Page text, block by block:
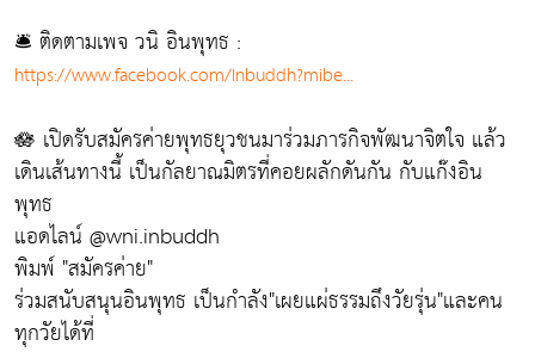
🛎️ ติดตามเพจ วนิ อินพุทธ :
https://www.facebook.com/Inbuddh?mibe...
🪷 เปิดรับสมัครค่ายพุทธยุวชนมาร่วมภารกิจพัฒนาจิตใจ แล้ว
เดินเส้นทางนี้ เป็นกัลยาณมิตรที่คอยผลักดันกัน กับแก๊งอิน
พุทธ​
แอดไลน์ @wni.inbuddh
พิมพ์ "สมัครค่าย"
ร่วมสนับสนุนอินพุทธ เป็นกำลัง"เผยแผ่ธรรมถึงวัยรุ่น"และคน
ทุกวัยได้ที่